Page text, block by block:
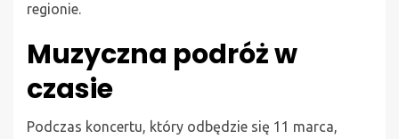
regionie.
Muzyczna podróż w
czasie
Podczas koncertu, który odbędzie się 11 marca,